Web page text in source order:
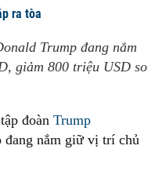
ra tòa
Trump đang nắm
giảm 800 triệu USD so
đoàn Trump
đang nắm giữ vị trí chủ